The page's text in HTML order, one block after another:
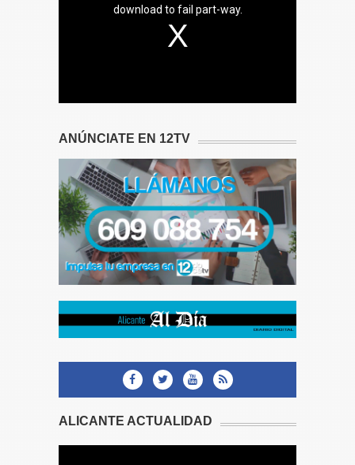
download to fail part-way.
ANÚNCIATE EN 12TV
ALICANTE ACTUALIDAD